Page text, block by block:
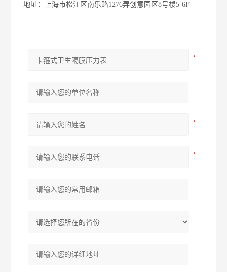
地址：上海市松江区南乐路1276弄创意园区8号楼5-6F